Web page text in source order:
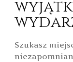
Szukasz